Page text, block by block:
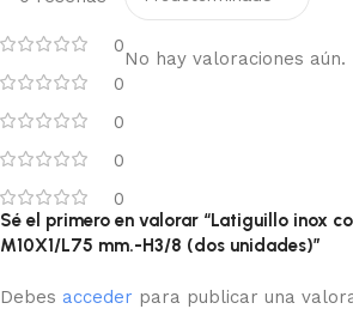
0
0
0
0
0
No hay valoraciones aún.
Sé el primero en valorar “Latiguillo inox
M10X1/L75 mm.-H3/8 (dos unidades)”
Debes acceder para publicar una